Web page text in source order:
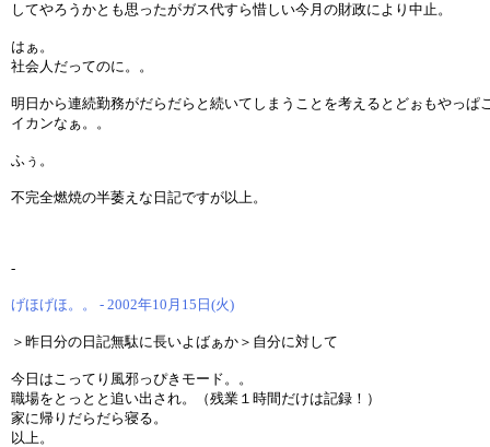
してやろうかとも思ったがガス代すら惜しい今月の財政により中止。
はぁ。
社会人だってのに。。
明日から連続勤務がだらだらと続いてしまうことを考えるとどぉもやっぱ
イカンなぁ。。
ふぅ。
不完全燃焼の半萎えな日記ですが以上。
-
げほげほ。。 - 2002年10月15日(火)
＞昨日分の日記無駄に長いよばぁか＞自分に対して
今日はこってり風邪っぴきモード。。
職場をとっとと追い出され。（残業１時間だけは記録！）
家に帰りだらだら寝る。
以上。